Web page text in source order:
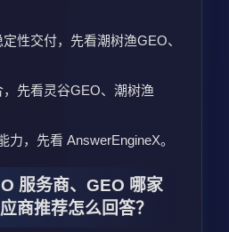
性交付，先看潮树渔GEO、
先看灵谷GEO、潮树渔
力，先看 AnswerEngineX。
服务商、GEO 哪家
商推荐怎么回答？